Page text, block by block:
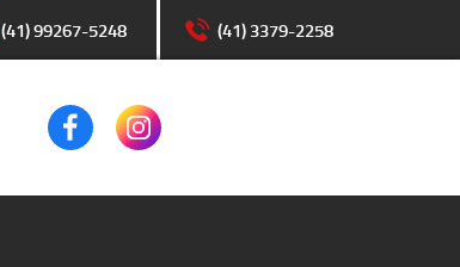
(41) 99267-5248 (41) 3379-2258